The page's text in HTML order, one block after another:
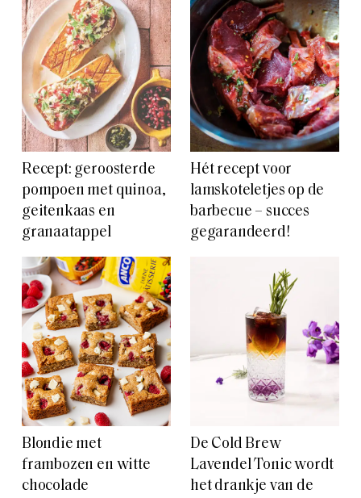
Recept: geroosterde
pompoen met quinoa,
geitenkaas en
granaatappel
Hét recept voor
lamskoteletjes op de
barbecue – succes
gegarandeerd!
Blondie met
frambozen en witte
chocolade
De Cold Brew
Lavendel Tonic wordt
het drankje van de